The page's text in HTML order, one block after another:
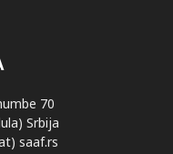
70
Srbija
saaf.rs